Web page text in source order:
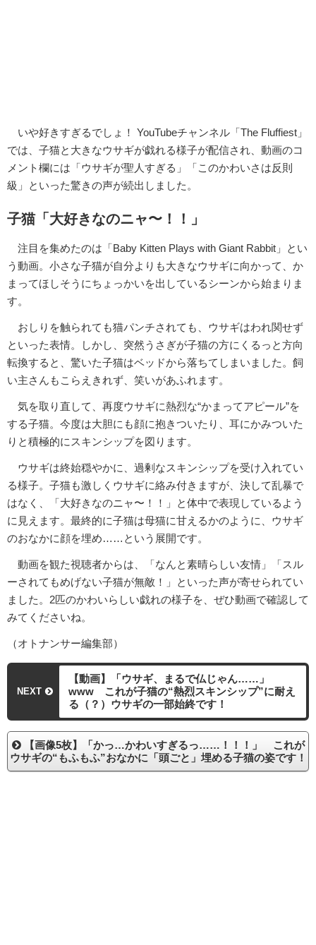
いや好きすぎるでしょ！ YouTubeチャンネル「The Fluffiest」
では、子猫と大きなウサギが戯れる様子が配信され、動画のコ
メント欄には「ウサギが聖人すぎる」「このかわいさは反則
級」といった驚きの声が続出しました。
子猫「大好きなのニャ〜！！」
注目を集めたのは「Baby Kitten Plays with Giant Rabbit」とい
う動画。小さな子猫が自分よりも大きなウサギに向かって、か
まってほしそうにちょっかいを出しているシーンから始まりま
す。
おしりを触られても猫パンチされても、ウサギはわれ関せず
といった表情。しかし、突然うさぎが子猫の方にくるっと方向
転換すると、驚いた子猫はベッドから落ちてしまいました。飼
い主さんもこらえきれず、笑いがあふれます。
気を取り直して、再度ウサギに熱烈な“かまってアピール”を
する子猫。今度は大胆にも顔に抱きついたり、耳にかみついた
りと積極的にスキンシップを図ります。
ウサギは終始穏やかに、過剰なスキンシップを受け入れてい
る様子。子猫も激しくウサギに絡み付きますが、決して乱暴で
はなく、「大好きなのニャ〜！！」と体中で表現しているよう
に見えます。最終的に子猫は母猫に甘えるかのように、ウサギ
のおなかに顔を埋め……という展開です。
動画を観た視聴者からは、「なんと素晴らしい友情」「スル
ーされてもめげない子猫が無敵！」といった声が寄せられてい
ました。2匹のかわいらしい戯れの様子を、ぜひ動画で確認して
みてくださいね。
（オトナンサー編集部）
NEXT
【動画】「ウサギ、まるで仏じゃん……」
www これが子猫の“熱烈スキンシップ”に耐え
る（？）ウサギの一部始終です！
【画像5枚】「かっ…かわいすぎるっ……！！！」 これが
ウサギの“もふもふ”おなかに「頭ごと」埋める子猫の姿です！